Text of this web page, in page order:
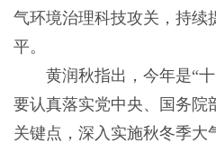
气环境治理科技攻关，持续
平。
黄润秋指出，今年是“十
要认真落实党中央、国务院
关键点，深入实施秋冬季大